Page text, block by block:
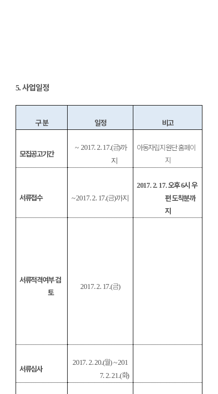
5.사업일정
구 분 일정 비고
모집공고기간
~ 2017. 2. 17.(금)까
지
아동자립지원단 홈페이
지
서류접수 ~ 2017. 2. 17.(금)까지
2017. 2. 17.오후6시 우
편 도착분까
지
서류적격여부 검
토
2017. 2. 17.(금)
서류심사
2017. 2. 20.(월) ~ 201
7. 2. 21.(화)